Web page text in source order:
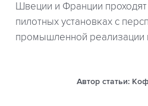
Швеции и Франции проходят
пилотных установках с
промышленной реализации
Автор статьи: